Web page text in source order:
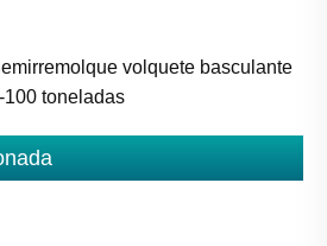
volquete basculante
100 toneladas